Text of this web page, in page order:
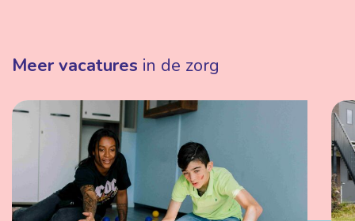
Meer vacatures in de zorg